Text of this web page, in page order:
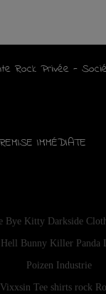
Rock Privée -
IMMÉDIATE
Bye Kitty Darkside
Hell Bunny Killer Panda
Poizen Industrie
Vixxsin Tee shirts rock